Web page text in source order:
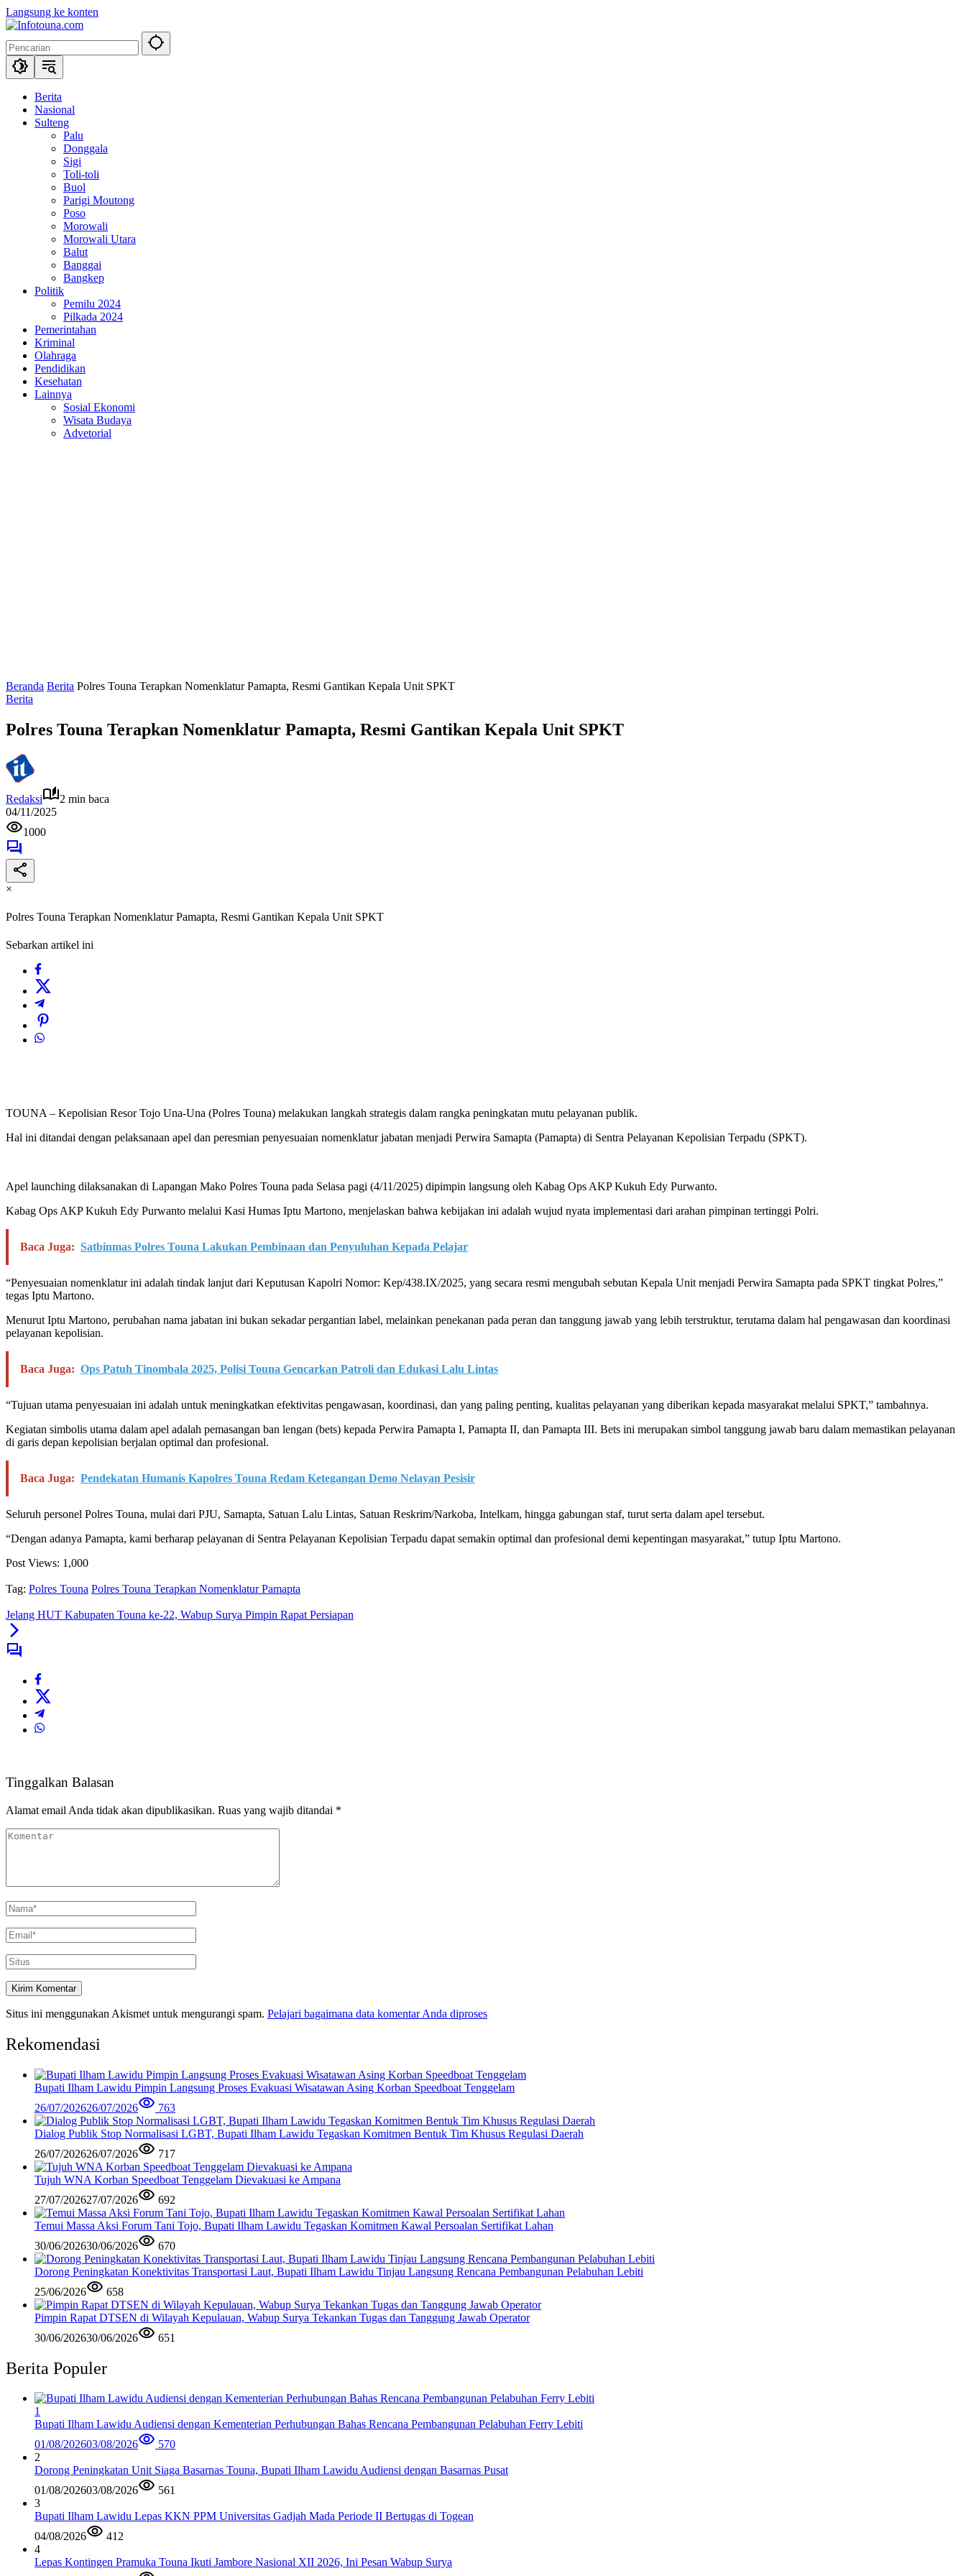
Langsung ke konten
Berita
Nasional
Sulteng
Palu
Donggala
Sigi
Toli-toli
Buol
Parigi Moutong
Poso
Morowali
Morowali Utara
Balut
Banggai
Bangkep
Politik
Pemilu 2024
Pilkada 2024
Pemerintahan
Kriminal
Olahraga
Pendidikan
Kesehatan
Lainnya
Sosial Ekonomi
Wisata Budaya
Advetorial
Beranda Berita Polres Touna Terapkan Nomenklatur Pamapta, Resmi Gantikan Kepala Unit SPKT
Berita
Polres Touna Terapkan Nomenklatur Pamapta, Resmi Gantikan Kepala Unit SPKT
Redaksi
2 min baca
04/11/2025
1000
×
Polres Touna Terapkan Nomenklatur Pamapta, Resmi Gantikan Kepala Unit SPKT
Sebarkan artikel ini
TOUNA – Kepolisian Resor Tojo Una-Una (Polres Touna) melakukan langkah strategis dalam rangka peningkatan mutu pelayanan publik.
Hal ini ditandai dengan pelaksanaan apel dan peresmian penyesuaian nomenklatur jabatan menjadi Perwira Samapta (Pamapta) di Sentra Pelayanan Kepolisian Terpadu (SPKT).
Apel launching dilaksanakan di Lapangan Mako Polres Touna pada Selasa pagi (4/11/2025) dipimpin langsung oleh Kabag Ops AKP Kukuh Edy Purwanto.
Kabag Ops AKP Kukuh Edy Purwanto melalui Kasi Humas Iptu Martono, menjelaskan bahwa kebijakan ini adalah wujud nyata implementasi dari arahan pimpinan tertinggi Polri.
Baca Juga: Satbinmas Polres Touna Lakukan Pembinaan dan Penyuluhan Kepada Pelajar
“Penyesuaian nomenklatur ini adalah tindak lanjut dari Keputusan Kapolri Nomor: Kep/438.IX/2025, yang secara resmi mengubah sebutan Kepala Unit menjadi Perwira Samapta pada SPKT tingkat Polres,”
tegas Iptu Martono.
Menurut Iptu Martono, perubahan nama jabatan ini bukan sekadar pergantian label, melainkan penekanan pada peran dan tanggung jawab yang lebih terstruktur, terutama dalam hal pengawasan dan koordinasi
pelayanan kepolisian.
Baca Juga: Ops Patuh Tinombala 2025, Polisi Touna Gencarkan Patroli dan Edukasi Lalu Lintas
“Tujuan utama penyesuaian ini adalah untuk meningkatkan efektivitas pengawasan, koordinasi, dan yang paling penting, kualitas pelayanan yang diberikan kepada masyarakat melalui SPKT,” tambahnya.
Kegiatan simbolis utama dalam apel adalah pemasangan ban lengan (bets) kepada Perwira Pamapta I, Pamapta II, dan Pamapta III. Bets ini merupakan simbol tanggung jawab baru dalam memastikan pelayanan
di garis depan kepolisian berjalan optimal dan profesional.
Baca Juga: Pendekatan Humanis Kapolres Touna Redam Ketegangan Demo Nelayan Pesisir
Seluruh personel Polres Touna, mulai dari PJU, Samapta, Satuan Lalu Lintas, Satuan Reskrim/Narkoba, Intelkam, hingga gabungan staf, turut serta dalam apel tersebut.
“Dengan adanya Pamapta, kami berharap pelayanan di Sentra Pelayanan Kepolisian Terpadu dapat semakin optimal dan profesional demi kepentingan masyarakat,” tutup Iptu Martono.
Post Views: 1,000
Tag: Polres Touna Polres Touna Terapkan Nomenklatur Pamapta
Jelang HUT Kabupaten Touna ke-22, Wabup Surya Pimpin Rapat Persiapan
Tinggalkan Balasan
Alamat email Anda tidak akan dipublikasikan. Ruas yang wajib ditandai *
Situs ini menggunakan Akismet untuk mengurangi spam. Pelajari bagaimana data komentar Anda diproses
Rekomendasi
Bupati Ilham Lawidu Pimpin Langsung Proses Evakuasi Wisatawan Asing Korban Speedboat Tenggelam
26/07/202626/07/2026 763
Dialog Publik Stop Normalisasi LGBT, Bupati Ilham Lawidu Tegaskan Komitmen Bentuk Tim Khusus Regulasi Daerah
26/07/202626/07/2026 717
Tujuh WNA Korban Speedboat Tenggelam Dievakuasi ke Ampana
27/07/202627/07/2026 692
Temui Massa Aksi Forum Tani Tojo, Bupati Ilham Lawidu Tegaskan Komitmen Kawal Persoalan Sertifikat Lahan
30/06/202630/06/2026 670
Dorong Peningkatan Konektivitas Transportasi Laut, Bupati Ilham Lawidu Tinjau Langsung Rencana Pembangunan Pelabuhan Lebiti
25/06/2026
658
Pimpin Rapat DTSEN di Wilayah Kepulauan, Wabup Surya Tekankan Tugas dan Tanggung Jawab Operator
30/06/202630/06/2026 651
Berita Populer
1
Bupati Ilham Lawidu Audiensi dengan Kementerian Perhubungan Bahas Rencana Pembangunan Pelabuhan Ferry Lebiti
01/08/202603/08/2026
570
2
Dorong Peningkatan Unit Siaga Basarnas Touna, Bupati Ilham Lawidu Audiensi dengan Basarnas Pusat
01/08/202603/08/2026
561
3
Bupati Ilham Lawidu Lepas KKN PPM Universitas Gadjah Mada Periode II Bertugas di Togean
04/08/2026
412
4
Lepas Kontingen Pramuka Touna Ikuti Jambore Nasional XII 2026, Ini Pesan Wabup Surya